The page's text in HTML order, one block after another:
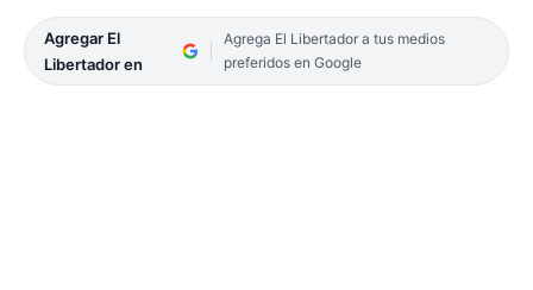
Agregar El
Libertador en
Agrega El Libertador a tus medios
preferidos en Google